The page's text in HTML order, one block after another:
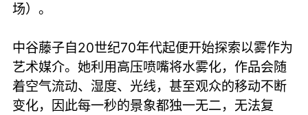
场）。
中谷藤子自20世纪70年代起便开始探索以雾作为
艺术媒介。她利用高压喷嘴将水雾化，作品会随
着空气流动、湿度、光线，甚至观众的移动不断
变化，因此每一秒的景象都独一无二，无法复